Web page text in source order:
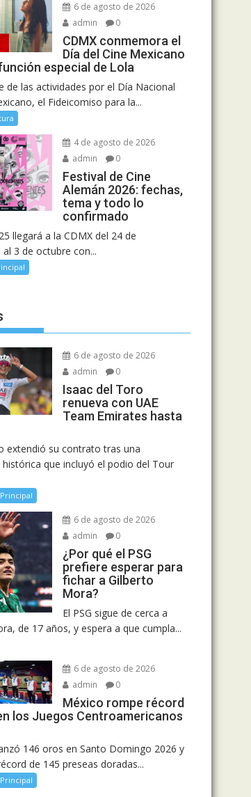
6 de agosto de 2026
admin
0
CDMX conmemora el
Día del Cine Mexicano
especial de Lola
de las actividades por el Día Nacional
el Fideicomiso para la...
4 de agosto de 2026
admin
0
Festival de Cine
Alemán 2026: fechas,
tema y todo lo
confirmado
llegará a la CDMX del 24 de
3 de octubre con...
6 de agosto de 2026
admin
0
Isaac del Toro
renueva con UAE
Team Emirates hasta
extendió su contrato tras una
que incluyó el podio del Tour
Principal
6 de agosto de 2026
admin
0
¿Por qué el PSG
prefiere esperar para
fichar a Gilberto
Mora?
El PSG sigue de cerca a
de 17 años, y espera a que cumpla...
6 de agosto de 2026
admin
0
México rompe récord
los Juegos Centroamericanos
146 oros en Santo Domingo 2026 y
de 145 preseas doradas...
Principal